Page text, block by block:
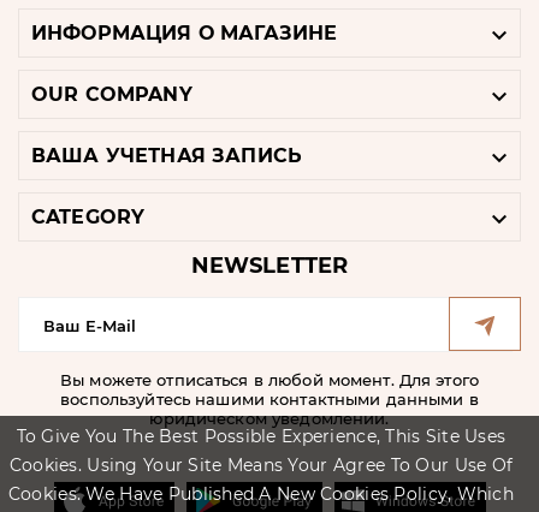
To Give You The Best Possible Experience, This Site Uses
Cookies. Using Your Site Means Your Agree To Our Use Of
Cookies. We Have Published A New Cookies Policy, Which
ИНФОРМАЦИЯ О МАГАЗИНЕ 
OUR COMPANY 
ВАША УЧЕТНАЯ ЗАПИСЬ 
CATEGORY 
NEWSLETTER
Вы можете отписаться в любой момент. Для этого
воспользуйтесь нашими контактными данными в
юридическом уведомлении.